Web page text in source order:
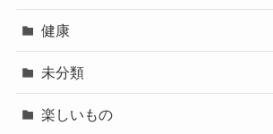
健康
未分類
楽しいもの